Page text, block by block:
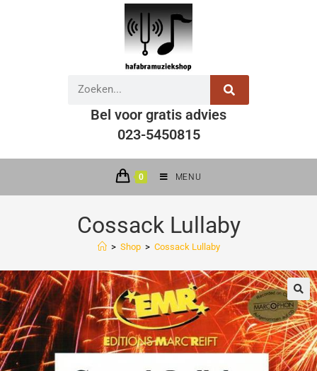
Bel voor gratis advies
023-5450815
0 MENU
Cossack Lullaby
> Shop > Cossack Lullaby
🔍